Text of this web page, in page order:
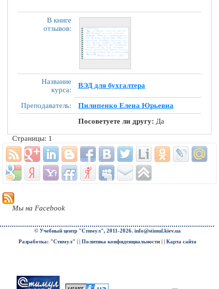
В книге
отзывов:
Название
курса:
ВЭД для бухгалтера
Преподаватель:
Пилипенко Елена Юрьевна
Посоветуете ли другу: Да
Страницы: 1
Мы на Facebook
© Учебный центр "Стимул", 2011-2026. info@stimul.kiev.ua
Разработка: "Стимул" | | Политика конфиденциальности| | Карта сайта